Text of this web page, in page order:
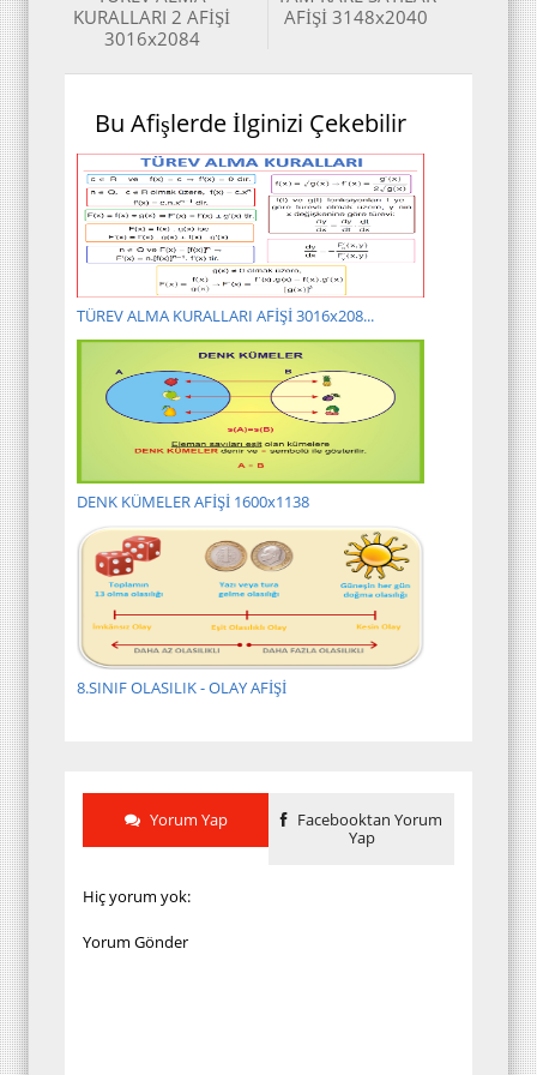
AFİŞİ 3148x2040
KURALLARI 2 AFİŞİ
3016x2084
Bu Afişlerde İlginizi Çekebilir
TÜREV ALMA KURALLARI AFİŞİ 3016x208...
DENK KÜMELER AFİŞİ 1600x1138
8.SINIF OLASILIK - OLAY AFİŞİ
Yorum Yap
Facebooktan Yorum
Yap
Hiç yorum yok:
Yorum Gönder